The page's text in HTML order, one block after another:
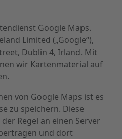
Google Maps.
Limited („Google“),
Dublin 4, Irland. Mit
wir Kartenmaterial auf
von Google Maps ist es
zu speichern. Diese
Regel an einen Server
und dort